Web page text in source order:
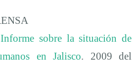
Informe sobre la situación de
en Jalisco. 2009 del